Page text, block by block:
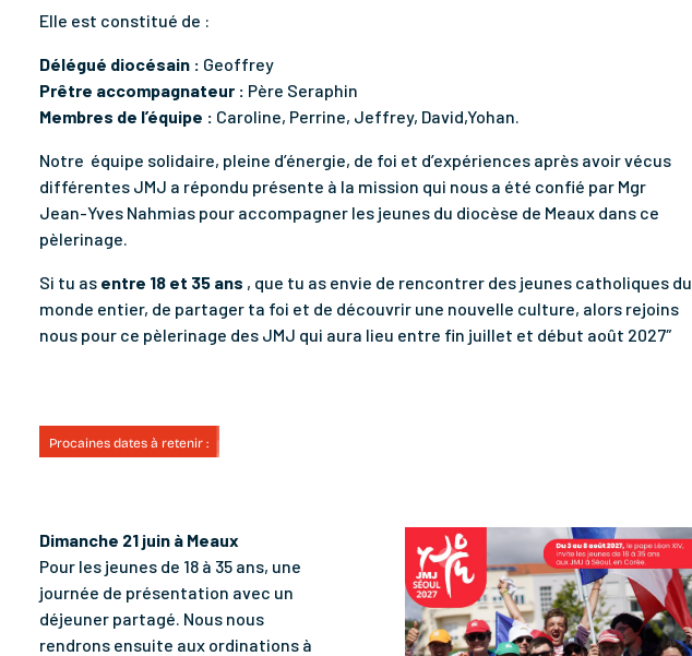
Elle est constitué de :
Délégué diocésain : Geoffrey
Prêtre accompagnateur : Père Seraphin
Membres de l’équipe : Caroline, Perrine, Jeffrey, David,Yohan.
Notre équipe solidaire, pleine d’énergie, de foi et d’expériences après avoir vécus
différentes JMJ a répondu présente à la mission qui nous a été confié par Mgr
Jean-Yves Nahmias pour accompagner les jeunes du diocèse de Meaux dans ce
pèlerinage.
Si tu as entre 18 et 35 ans , que tu as envie de rencontrer des jeunes catholiques du
monde entier, de partager ta foi et de découvrir une nouvelle culture, alors rejoins
nous pour ce pèlerinage des JMJ qui aura lieu entre fin juillet et début août 2027″
Procaines dates à retenir :
Dimanche 21 juin à Meaux
Pour les jeunes de 18 à 35 ans, une
journée de présentation avec un
déjeuner partagé. Nous nous
rendrons ensuite aux ordinations à